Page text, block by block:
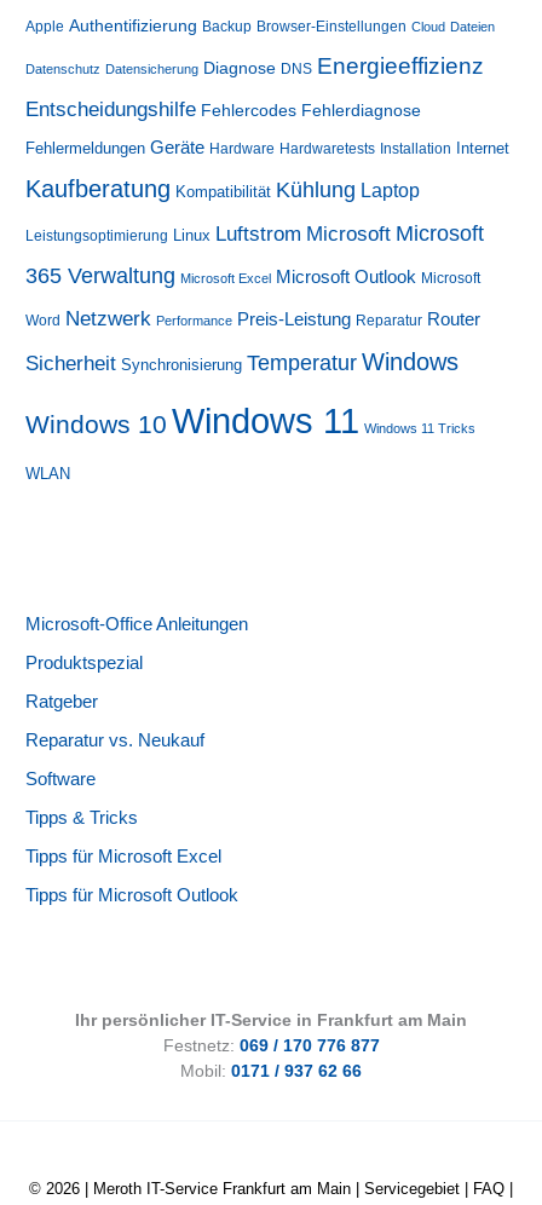
Apple Authentifizierung Backup Browser-Einstellungen Cloud Dateien
Datenschutz Datensicherung Diagnose DNS Energieeffizienz
Entscheidungshilfe Fehlercodes Fehlerdiagnose
Fehlermeldungen Geräte Hardware Hardwaretests Installation Internet
Kaufberatung Kompatibilität Kühlung Laptop
Leistungsoptimierung Linux Luftstrom Microsoft Microsoft
365 Verwaltung Microsoft Excel Microsoft Outlook Microsoft
Word Netzwerk Performance Preis-Leistung Reparatur Router
Sicherheit Synchronisierung Temperatur Windows
Windows 10 Windows 11 Windows 11 Tricks
WLAN
Microsoft-Office Anleitungen
Produktspezial
Ratgeber
Reparatur vs. Neukauf
Software
Tipps & Tricks
Tipps für Microsoft Excel
Tipps für Microsoft Outlook
Ihr persönlicher IT-Service in Frankfurt am Main
Festnetz: 069 / 170 776 877
Mobil: 0171 / 937 62 66
© 2026 | Meroth IT-Service Frankfurt am Main Servicegebiet FAQ